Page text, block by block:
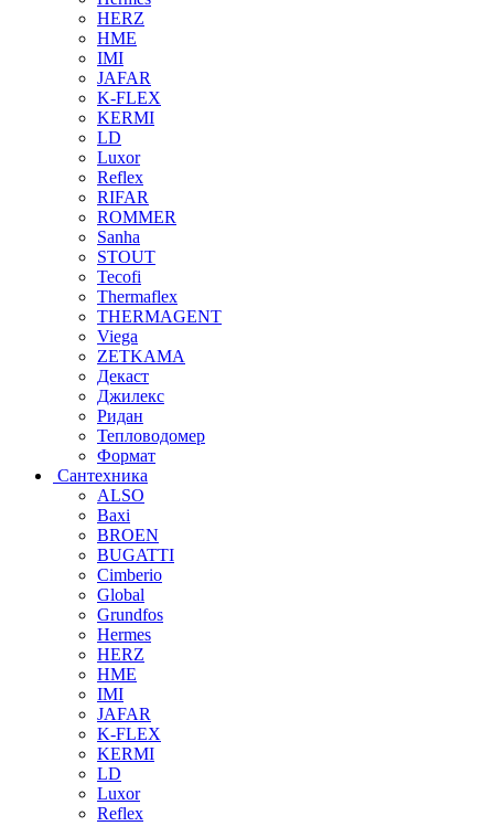
HERZ
HME
IMI
JAFAR
K-FLEX
KERMI
LD
Luxor
Reflex
RIFAR
ROMMER
Sanha
STOUT
Tecofi
Thermaflex
THERMAGENT
Viega
ZETKAMA
Декаст
Джилекс
Ридан
Тепловодомер
Формат
Сантехника
ALSO
Baxi
BROEN
BUGATTI
Cimberio
Global
Grundfos
Hermes
HERZ
HME
IMI
JAFAR
K-FLEX
KERMI
LD
Luxor
Reflex